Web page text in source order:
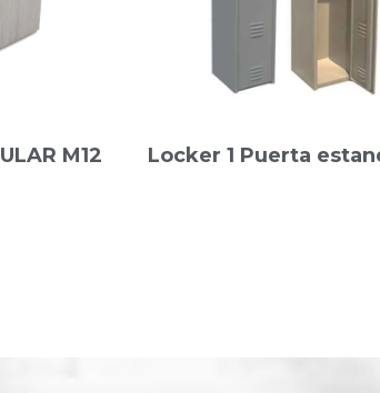
M12 Locker 1 Puerta